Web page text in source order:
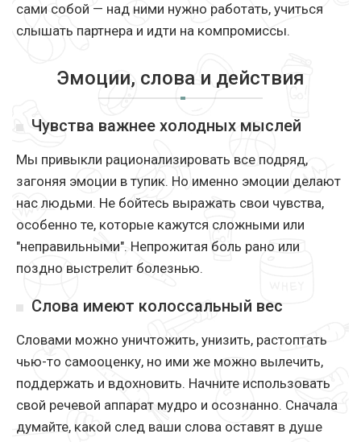
сами собой — над ними нужно работать, учиться
слышать партнера и идти на компромиссы.
Эмоции, слова и действия
Чувства важнее холодных мыслей
Мы привыкли рационализировать все подряд,
загоняя эмоции в тупик. Но именно эмоции делают
нас людьми. Не бойтесь выражать свои чувства,
особенно те, которые кажутся сложными или
"неправильными". Непрожитая боль рано или
поздно выстрелит болезнью.
Слова имеют колоссальный вес
Словами можно уничтожить, унизить, растоптать
чью-то самооценку, но ими же можно вылечить,
поддержать и вдохновить. Начните использовать
свой речевой аппарат мудро и осознанно. Сначала
думайте, какой след ваши слова оставят в душе